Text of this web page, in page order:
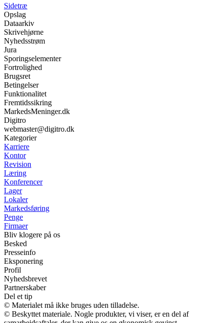
Sidetræ
Opslag
Dataarkiv
Skrivehjørne
Nyhedsstrøm
Jura
Sporingselementer
Fortrolighed
Brugsret
Betingelser
Funktionalitet
Fremtidssikring
MarkedsMeninger.dk
Digitro
webmaster@digitro.dk
Kategorier
Karriere
Kontor
Revision
Læring
Konferencer
Lager
Lokaler
Markedsføring
Penge
Firmaer
Bliv klogere på os
Besked
Presseinfo
Eksponering
Profil
Nyhedsbrevet
Partnerskaber
Del et tip
© Materialet må ikke bruges uden tilladelse.
© Beskyttet materiale. Nogle produkter, vi viser, er en del af